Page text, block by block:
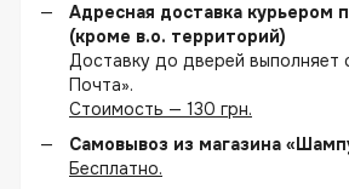
Адресная доставка курьером
(кроме в.о. территорий)
Доставку до дверей выполняет
Почта».
Стоимость — 130 грн.
Самовывоз из магазина
Бесплатно.